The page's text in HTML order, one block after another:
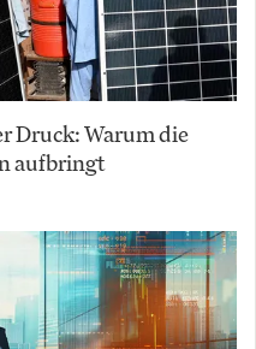
Druck: Warum die
aufbringt